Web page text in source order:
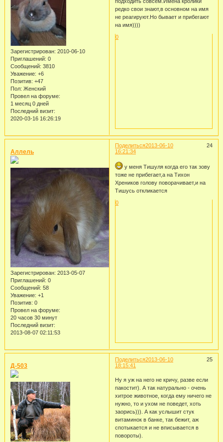
Зарегистрирован: 2010-06-10
Приглашений: 0
Сообщений: 3810
Уважение: +6
Позитив: +47
Пол: Женский
Провел на форуме:
1 месяц 0 дней
Последний визит:
2020-03-16 16:26:19
редко свои знают,в основном на имя
не реагируют.Но бывает и прибегают
на имя))))
0
Поделиться 24
2013-06-10
16:21:34
Аллель
Зарегистрирован: 2013-05-07
Приглашений: 0
Сообщений: 58
Уважение: +1
Позитив: 0
Провел на форуме:
20 часов 30 минут
Последний визит:
2013-08-07 02:11:53
у меня Тишуля когда его так зову
тоже не прибегает,а на Тихон
Хреников голову поворачивает,и на
Тишусь откликается
0
Поделиться 25
2013-06-10
18:15:41
Д-503
Ну я уж на него не кричу, разве если
пакостит). А так натурально - очень
хитрое животное, когда ему ничего не
нужно, то и ухом не поведет, хоть
заорись))). А как услышит стук
витаминок в банке, так бежит, аж
спотыкается и не вписывается в
повороты).